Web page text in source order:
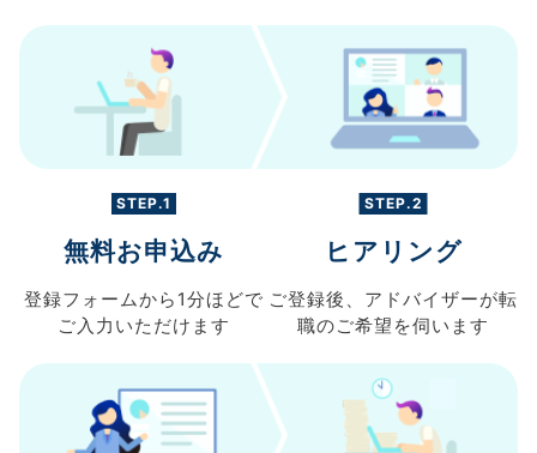
STEP.1
無料お申込み
登録フォームから 1分ほどで
ご入力 いただけます
STEP.2
ヒアリング
ご登録後、 アドバイザーが転
職のご希望を伺います